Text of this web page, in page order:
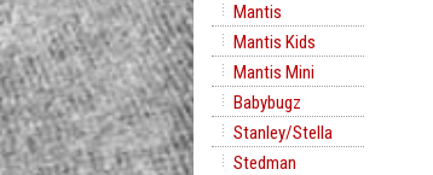
Mantis
Mantis Kids
Mantis Mini
Babybugz
Stanley/Stella
Stedman